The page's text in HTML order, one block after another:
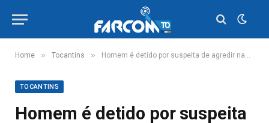
Home » Tocantins » Homem é detido por suspeita de agredir namorada com facão e diz que ela caiu sozinha no banheiro
TOCANTINS
Homem é detido por suspeita